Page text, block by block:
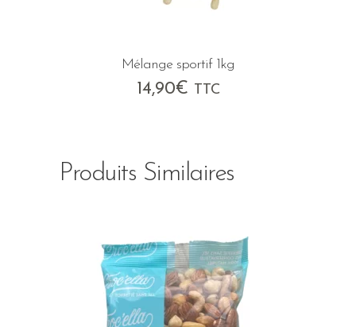
Mélange sportif 1kg
14,90€ TTC
Produits Similaires